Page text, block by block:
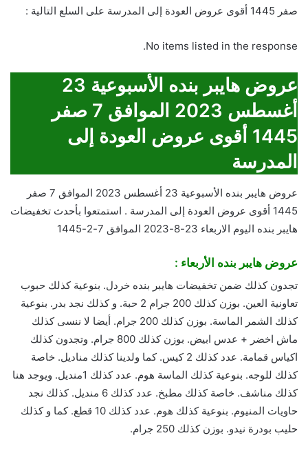
صفر 1445 أقوى عروض العودة إلى المدرسة على السلع التالية :
No items listed in the response.
عروض هايبر بنده الأسبوعية 23
أغسطس 2023 الموافق 7 صفر
1445 أقوى عروض العودة إلى
المدرسة
عروض هايبر بنده الأسبوعية 23 أغسطس 2023 الموافق 7 صفر
1445 أقوى عروض العودة إلى المدرسة . استمتعوا بأحدث تخفيضات
هايبر بنده اليوم الاربعاء 23-8-2023 الموافق 7-2-1445
عروض هايبر بنده الأربعاء :
تجدون كذلك ضمن تخفيضات هايبر بنده خردل. بنوعية كذلك حبوب
تعاونية العين. بوزن كذلك 200 جرام 2 حبة. و كذلك نجد بدر. بنوعية
كذلك الشمر الماسة. بوزن كذلك 200 جرام. أيضا لا ننسى كذلك
ماش اخضر + عدس ابيض. بوزن كذلك 800 جرام. وتجدون كذلك
اكياس قمامة. عدد كذلك 2 كيس. كما ولدينا كذلك مناديل. خاصة
كذلك للوجه. بنوعية كذلك الماسة هوم. عدد كذلك 1منديل. ويوجد هنا
كذلك مناشف. خاصة كذلك مطبخ. عدد كذلك 6 منديل. كذلك نجد
حاويات المنيوم. بنوعية كذلك هوم. عدد كذلك 10 قطع. كما و كذلك
حليب بودرة نيدو. بوزن كذلك 250 جرام.